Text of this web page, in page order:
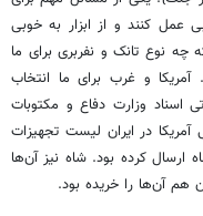
عمل کنند و از ابزار به خوبی
چه نوع تانک و نفربری برای ما
آمریکا و غرب برای ما انتخاب
وزارت دفاع و مکتوبات
در ایران لیست تجهیزات
ارسال کرده بود. شاه نیز آن‌ها
هم آن‌ها را خریده بود.